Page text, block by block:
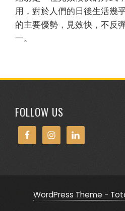
用，對於人們的日後生活幾
的主要優勢，見效快，不反
一。
FOLLOW US
WordPress Theme -